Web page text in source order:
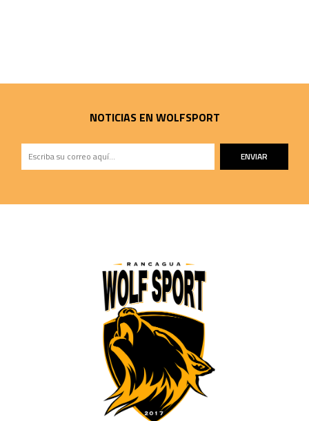
NOTICIAS EN WOLFSPORT
ENVIAR